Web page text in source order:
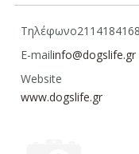
Τηλέφωνο2114184168
E-mailinfo@dogslife.gr
Website
www.dogslife.gr